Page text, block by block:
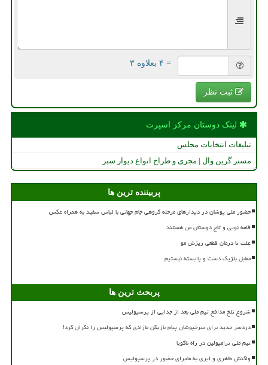
= ۴ بعلاوه ۳
ثبت نظر
لینک دوستان مركز اسپرت
تبلیغات انتخابات مجلس
مستر گرین وال | مجری و طراح انواع دیوار سبز
پربیننده ترین ها
حضور ملی پوشان در دیدارهای مرحله گروهی جام جهانی با لباس سفید به همراه عکس
قلعه نویی و تاج دوستان من هستند
علت تا درمان قطعی ریزش مو
مقابل بلژیک دست و پا بسته نیستیم
پربحث ترین ها
شروع تلخ مدافع تیم ملی بعد از جدایی از پرسپولیس
دردسر جدید برای سرخپوشان پیام بازیکن مازادی که پرسپولیس را نگران کرد!
تیم ملی ترامپولین در راه ناگویا
واکنش طاهری و ایری به ماجرای حضور در پرسپولیس